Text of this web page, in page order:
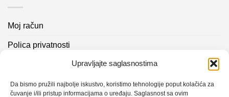
Upravljajte saglasnostima
Da bismo pružili najbolje iskustvo, koristimo tehnologije poput kolačića za
čuvanje i/ili pristup informacijama o uređaju. Saglasnost sa ovim
Moj račun
Polica privatnosti
Kontakt info